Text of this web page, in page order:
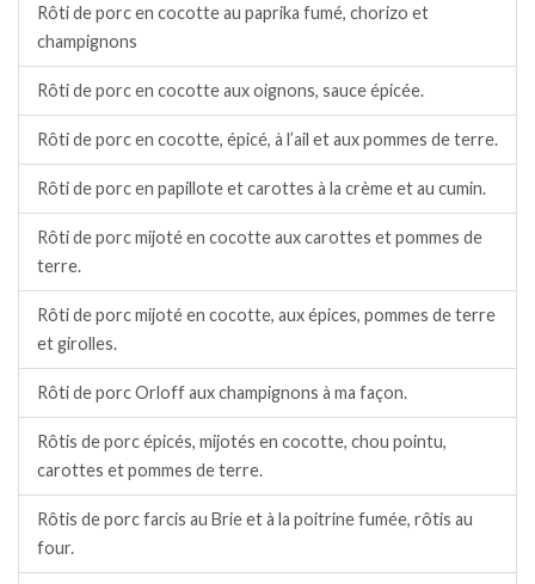
Rôti de porc en cocotte au paprika fumé, chorizo et
champignons
Rôti de porc en cocotte aux oignons, sauce épicée.
Rôti de porc en cocotte, épicé, à l’ail et aux pommes de terre.
Rôti de porc en papillote et carottes à la crème et au cumin.
Rôti de porc mijoté en cocotte aux carottes et pommes de
terre.
Rôti de porc mijoté en cocotte, aux épices, pommes de terre
et girolles.
Rôti de porc Orloff aux champignons à ma façon.
Rôtis de porc épicés, mijotés en cocotte, chou pointu,
carottes et pommes de terre.
Rôtis de porc farcis au Brie et à la poitrine fumée, rôtis au
four.